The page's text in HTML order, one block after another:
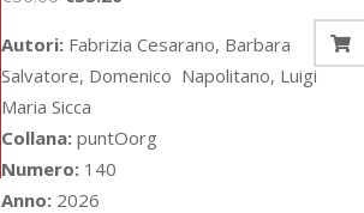
originale
era:
€56.00.
attuale
è:
Autori: Fabrizia Cesarano, Barbara
Salvatore, Domenico Napolitano, Luigi
Maria Sicca
Collana:puntOorg
Numero: 140
Anno: 2026